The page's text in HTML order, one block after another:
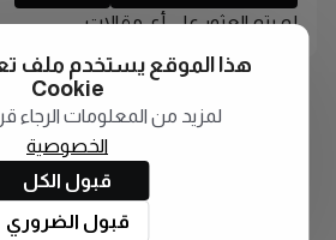
لم يتم العثور على أي مقالات
هذا الموقع يستخدم ملف
Cookie
لمزيد من المعلومات الرجاء
الخصوصية
قبول الكل
قبول الضروري